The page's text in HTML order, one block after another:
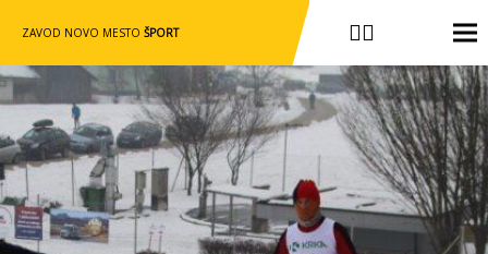
ZAVOD NOVO MESTO ŠPORT